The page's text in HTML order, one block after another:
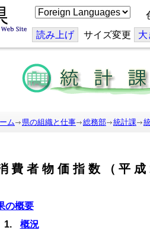
こ
の
ジ
を
訳
す
る
読み上げ サイズ変更 大
ム 県の組織と仕事 総務部 統計課
費者物価指数（平
の概要
概況